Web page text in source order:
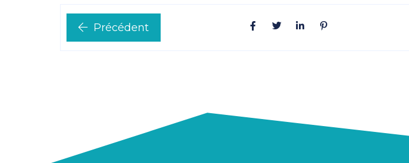
Précédent